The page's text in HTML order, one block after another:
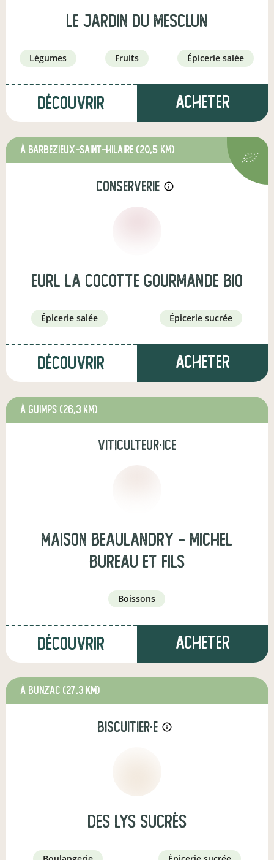
Le Jardin Du Mesclun
légumes fruits épicerie salée
Découvrir Acheter
à Barbezieux-Saint-Hilaire (20,5 km)
conserverie info_outline
eurl la cocotte gourmande bio
épicerie salée épicerie sucrée
Découvrir Acheter
à Guimps (26,3 km)
viticulteur·ice
Maison Beaulandry - Michel
BUREAU et Fils
boissons
Découvrir Acheter
à Bunzac (27,3 km)
biscuitier·e info_outline
Des Lys Sucrés